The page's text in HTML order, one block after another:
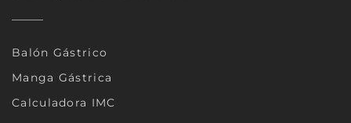
Balón Gástrico
Manga Gástrica
Calculadora IMC